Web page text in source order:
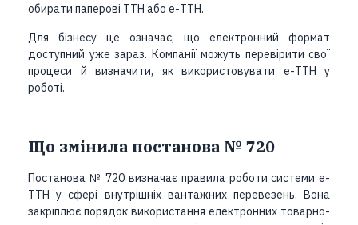
обирати паперові ТТН або е-ТТН.
Для бізнесу це означає, що електронний формат
доступний уже зараз. Компанії можуть перевірити свої
процеси й визначити, як використовувати е-ТТН у
роботі.
Що змінила постанова № 720
Постанова № 720 визначає правила роботи системи е-
ТТН у сфері внутрішніх вантажних перевезень. Вона
закріплює порядок використання електронних товарно-